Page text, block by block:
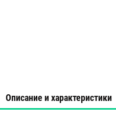
Описание и характеристики